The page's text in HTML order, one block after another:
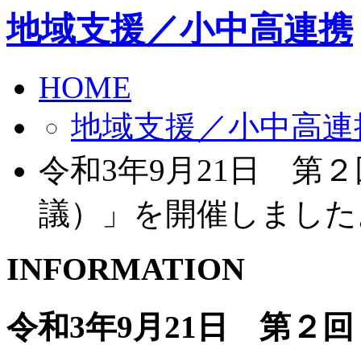
地域支援／小中高連携
HOME
地域支援／小中高連
令和3年9月21日 第２
議）」を開催しまし
INFORMATION
令和3年9月21日 第２回